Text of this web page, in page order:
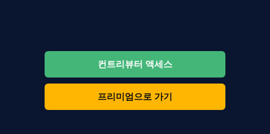
컨트리뷰터 액세스
프리미엄으로 가기